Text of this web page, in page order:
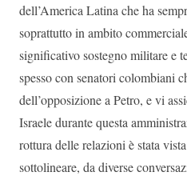
dell’America Latina che ha
soprattutto in ambito
significativo sostegno militare e
spesso con senatori colombiani
dell’opposizione a Petro, e vi
Israele durante questa
rottura delle relazioni è stata
sottolineare, da diverse